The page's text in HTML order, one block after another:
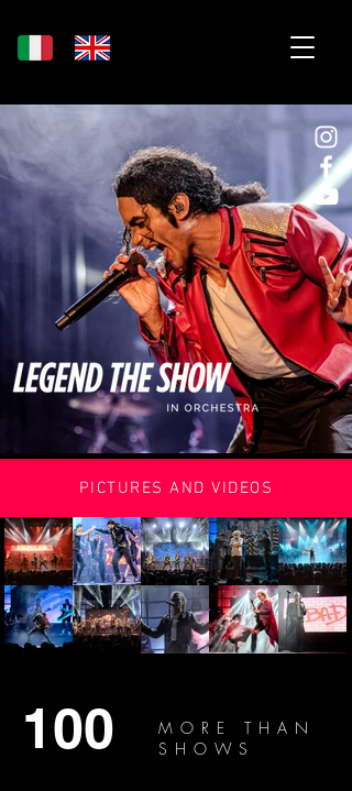
PICTURES AND VIDEOS
100
MORE THAN
SHOWS